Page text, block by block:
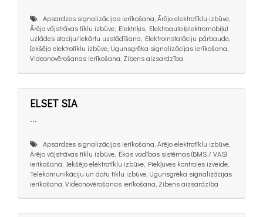
Apsardzes signalizācijas ierīkošana, Ārējo elektrotīklu izbūve,
Ārējo vājstrāvas tīklu izbūve, Elektriķis, Elektroauto (elektromobiļu)
uzlādes staciju/iekārtu uzstādīšana, Elektroinstalāciju pārbaude,
Iekšējo elektrotīklu izbūve, Ugunsgrēka signalizācijas ierīkošana,
Videonovērošanas ierīkošana, Zibens aizsardzība
ELSET SIA
...
Apsardzes signalizācijas ierīkošana, Ārējo elektrotīklu izbūve,
Ārējo vājstrāvas tīklu izbūve, Ēkas vadības sistēmas (BMS / VAS)
ierīkošana, Iekšējo elektrotīklu izbūve, Piekļuves kontroles izveide,
Telekomunikāciju un datu tīklu izbūve, Ugunsgrēka signalizācijas
ierīkošana, Videonovērošanas ierīkošana, Zibens aizsardzība